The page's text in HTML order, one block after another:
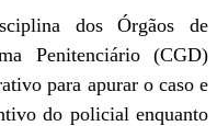
dos Órgãos de
Penitenciário (CGD)
para apurar o caso e
do policial enquanto